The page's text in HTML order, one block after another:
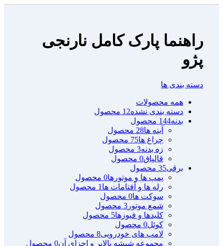
راهنما پارک کامل نارنجی
پژو
دسته بندی ها
همه محصولات
دسته بندی نشده12 محصول
بدنه144 محصول
آینه ها28 محصول
چراغ ها75 محصول
زه بدنه3 محصول
قالپاق0 محصول
برقی35 محصول
پمپ ها و موتورها0 محصول
رله ها و آفتامات ها 1 محصول
سوکت ها0 محصول
شمع موتور 3 محصول
کلیدها و فیوزها5 محصول
کوئل0 محصول
لامپ های خودرویی8 محصول
مجموعه شیشه بالابر و اجزای آن0 محصول